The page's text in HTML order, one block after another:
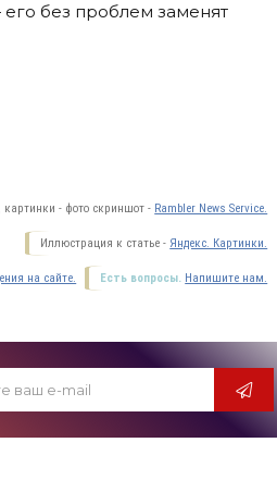
без проблем заменят
картинки - фото скриншот - Rambler News Service.
Иллюстрация к статье - Яндекс. Картинки.
Есть вопросы. Напишите нам.
на сайте.